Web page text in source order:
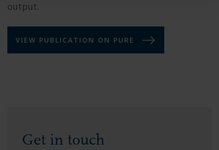
output.
VIEW PUBLICATION ON PURE
Get in touch